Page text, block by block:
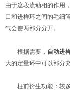
由于这段流动相的作用
口和进样环之间的毛细
气会使两部分分开。
根据需要， 自动进
大的定量环中可以部分
柱前衍生功能：较多